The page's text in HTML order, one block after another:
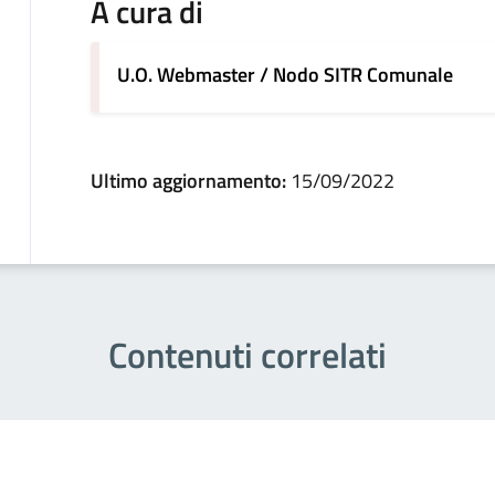
A cura di
U.O. Webmaster / Nodo SITR Comunale
Ultimo aggiornamento: 15/09/2022
Contenuti correlati